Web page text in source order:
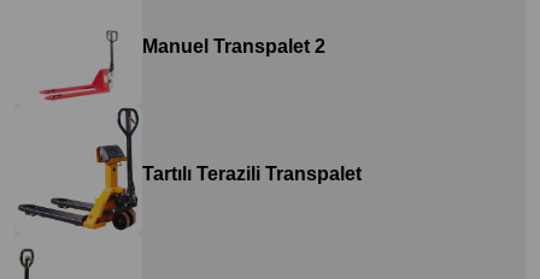
Manuel Transpalet 2
Tartılı Terazili Transpalet